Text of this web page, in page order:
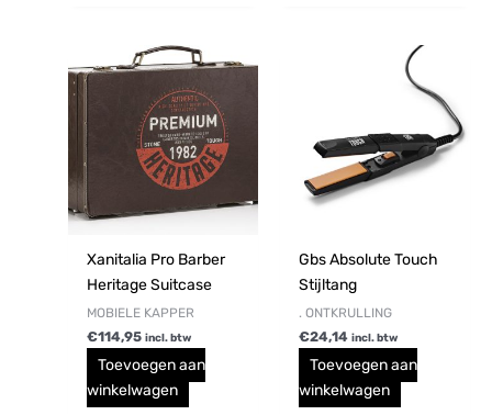
Xanitalia Pro Barber
Heritage Suitcase
MOBIELE KAPPER
€114,95 incl. btw
Toevoegen aan
winkelwagen
Gbs Absolute Touch
Stijltang
. ONTKRULLING
€24,14 incl. btw
Toevoegen aan
winkelwagen